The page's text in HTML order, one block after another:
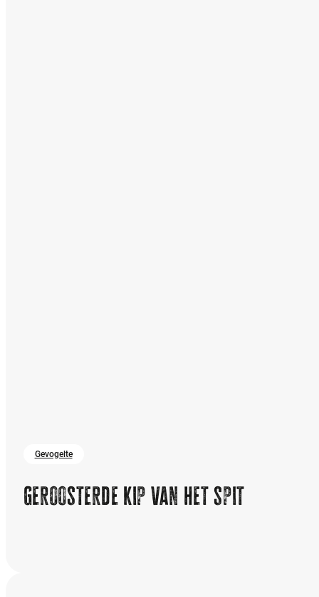
Gevogelte
Geroosterde kip van het spit